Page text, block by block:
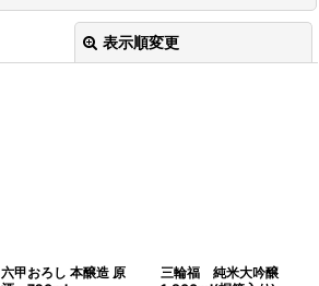
表示順変更
六甲おろし 本醸造 原
三輪福 純米大吟醸